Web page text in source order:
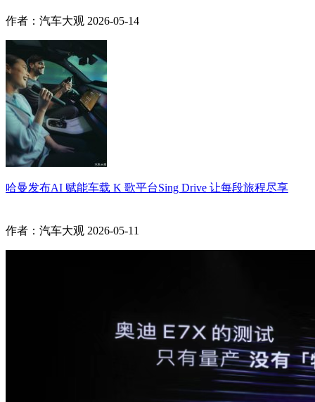
作者：汽车大观 2026-05-14
哈曼发布AI 赋能车载 K 歌平台Sing Drive 让每段旅程尽享
作者：汽车大观 2026-05-11